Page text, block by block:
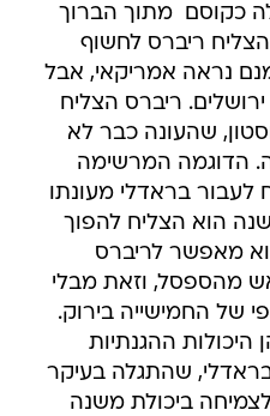
כקוסם  מתוך הברוך
ריברס לחשוף
נראה אמריקאי, אבל
ירושלים. ריברס הצליח
שהעונה כבר לא
הדוגמה המרשימה
בראדלי מעונתו
הוא הצליח להפוך
מאפשר לריברס
מהספסל, וזאת מבלי
של החמישייה בירוק.
ההגנתיות
שהתגלה בעיקר
ביכולת משנה